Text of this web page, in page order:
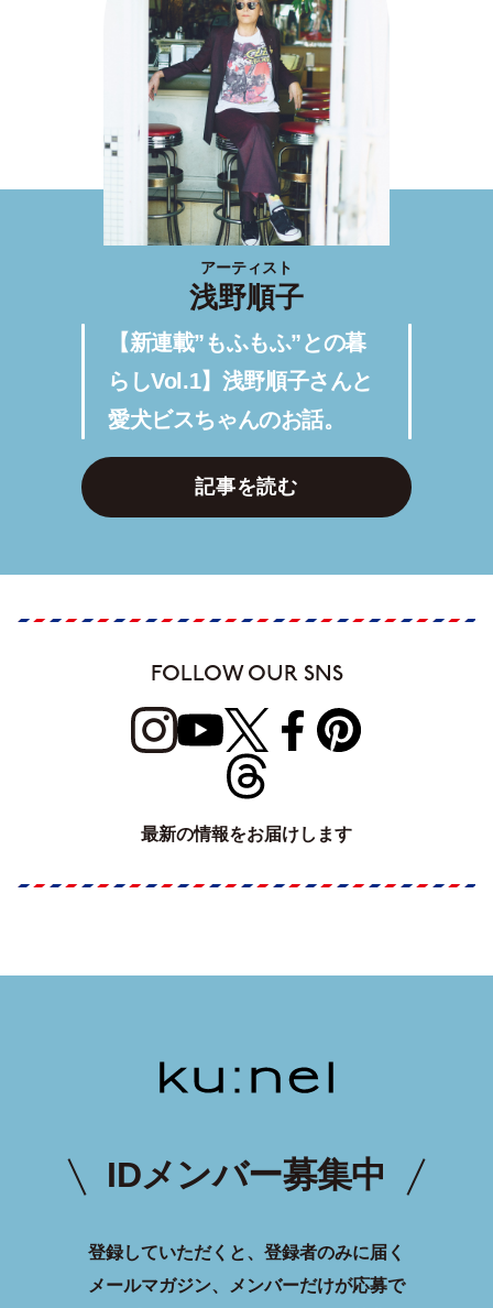
アーティスト
浅野順子
【新連載”もふもふ”との暮
らしVol.1】浅野順子さんと
愛犬ビスちゃんのお話。
記事を読む
FOLLOW OUR SNS
最新の情報をお届けします
IDメンバー募集中
登録していただくと、登録者のみに届く
メールマガジン、メンバーだけが応募で